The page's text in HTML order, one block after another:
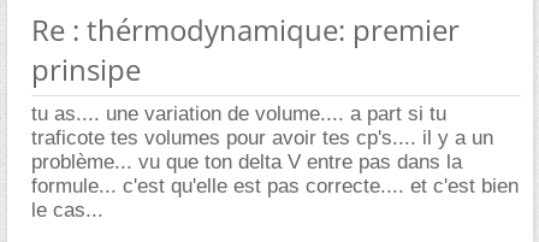
Re : thérmodynamique: premier
prinsipe
tu as.... une variation de volume.... a part si tu
traficote tes volumes pour avoir tes cp's.... il y a un
problème... vu que ton delta V entre pas dans la
formule... c'est qu'elle est pas correcte.... et c'est bien
le cas...